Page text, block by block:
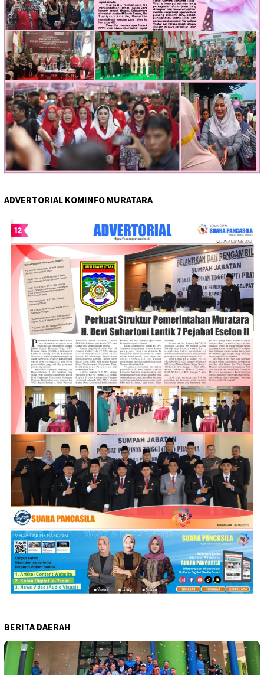
ADVERTORIAL KOMINFO MURATARA
BERITA DAERAH